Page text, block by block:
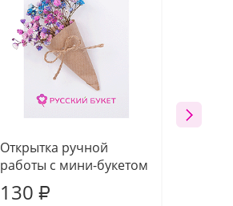
Открытка ручной
работы с мини-букетом
130 ₽